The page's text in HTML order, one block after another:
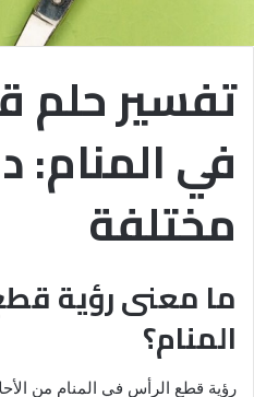
تفسير حلم
في المنام:
مختلفة
ما معنى رؤية
المنام؟
رؤية قطع الرأس في المنام من